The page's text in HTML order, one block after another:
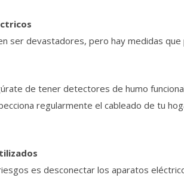
ser devastadores, pero hay medidas
de tener detectores de humo
regularmente el cableado de tu
es desconectar los aparatos